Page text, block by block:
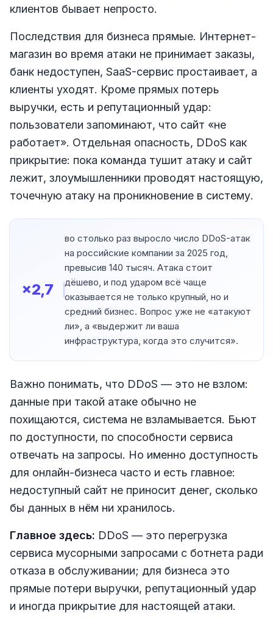
клиентов бывает непросто.
Последствия для бизнеса прямые. Интернет-
магазин во время атаки не принимает заказы,
банк недоступен, SaaS-сервис простаивает, а
клиенты уходят. Кроме прямых потерь
выручки, есть и репутационный удар:
пользователи запоминают, что сайт «не
работает». Отдельная опасность, DDoS как
прикрытие: пока команда тушит атаку и сайт
лежит, злоумышленники проводят настоящую,
точечную атаку на проникновение в систему.
×2,7
во столько раз выросло число DDoS-атак
на российские компании за 2025 год,
превысив 140 тысяч. Атака стоит
дёшево, и под ударом всё чаще
оказывается не только крупный, но и
средний бизнес. Вопрос уже не «атакуют
ли», а «выдержит ли ваша
инфраструктура, когда это случится».
Важно понимать, что DDoS — это не взлом:
данные при такой атаке обычно не
похищаются, система не взламывается. Бьют
по доступности, по способности сервиса
отвечать на запросы. Но именно доступность
для онлайн-бизнеса часто и есть главное:
недоступный сайт не приносит денег, сколько
бы данных в нём ни хранилось.
Главное здесь: DDoS — это перегрузка
сервиса мусорными запросами с ботнета ради
отказа в обслуживании; для бизнеса это
прямые потери выручки, репутационный удар
и иногда прикрытие для настоящей атаки.